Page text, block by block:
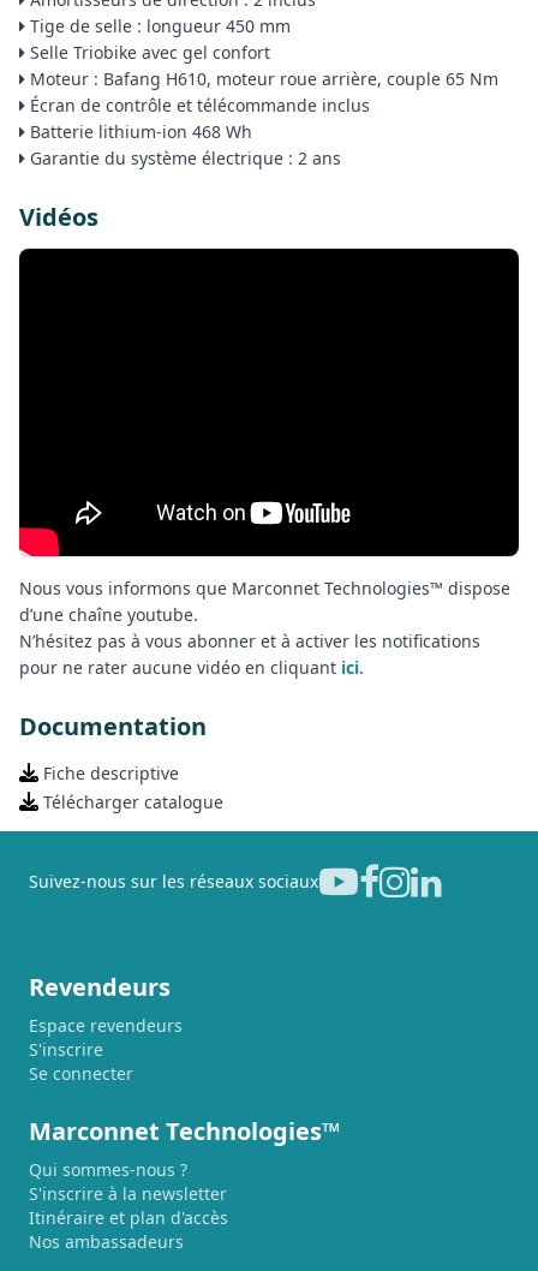
Tige de selle : longueur 450 mm
Selle Triobike avec gel confort
Moteur : Bafang H610, moteur roue arrière, couple 65 Nm
Écran de contrôle et télécommande inclus
Batterie lithium-ion 468 Wh
Garantie du système électrique : 2 ans
Vidéos
Nous vous informons que Marconnet Technologies™ dispose
d’une chaîne youtube.
N’hésitez pas à vous abonner et à activer les notifications
pour ne rater aucune vidéo en cliquant ici.
Documentation
Fiche descriptive
Télécharger catalogue
Suivez-nous sur les réseaux sociaux
Revendeurs
Espace revendeurs
S'inscrire
Se connecter
Marconnet Technologies™
Qui sommes-nous ?
S'inscrire à la newsletter
Itinéraire et plan d'accès
Nos ambassadeurs